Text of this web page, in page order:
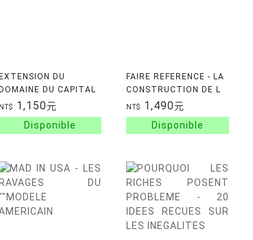
EXTENSION DU
DOMAINE DU CAPITAL
NT$ 1,150元
FAIRE REFERENCE - LA
CONSTRUCTION DE L
AUTORITE DANS LE
DISC
NT$ 1,490元